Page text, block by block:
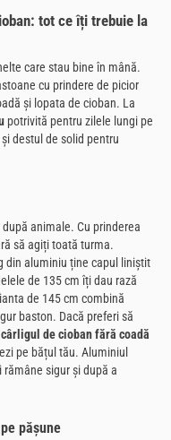
tot ce îți trebuie la
care stau bine în mână.
cu prindere de picior
și lopata de cioban. La
potrivită pentru zilele lungi pe
destul de solid pentru
animale. Cu prinderea
să agiți toată turma.
din aluminiu ține capul liniștit
de 135 cm îți dau rază
de 145 cm combină
baston. Dacă preferi să
cârligul de cioban fără coadă
pe bățul tău. Aluminiul
sigur și după a
pășune